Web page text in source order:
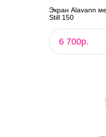
Экран Alavann
Still 150
6 700р.